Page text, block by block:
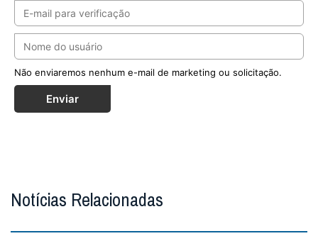
Não enviaremos nenhum e-mail de marketing ou solicitação.
Enviar
Notícias Relacionadas